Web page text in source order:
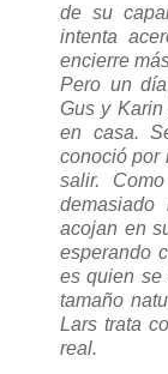
de su
intenta
encierre
Pero un
Gus y
en casa.
conoció por
salir.
acojan en
esperando
es quien se
tamaño
Lars trata
real.